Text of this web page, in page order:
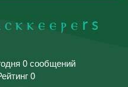
ⲥ ⲕ ⲕ ⲉ ⲉ ⲣ ⲉ r s
0 сообщений
0